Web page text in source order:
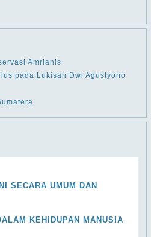
Amrianis
pada Lukisan Dwi Agustyono
SECARA UMUM DAN
KEHIDUPAN MANUSIA